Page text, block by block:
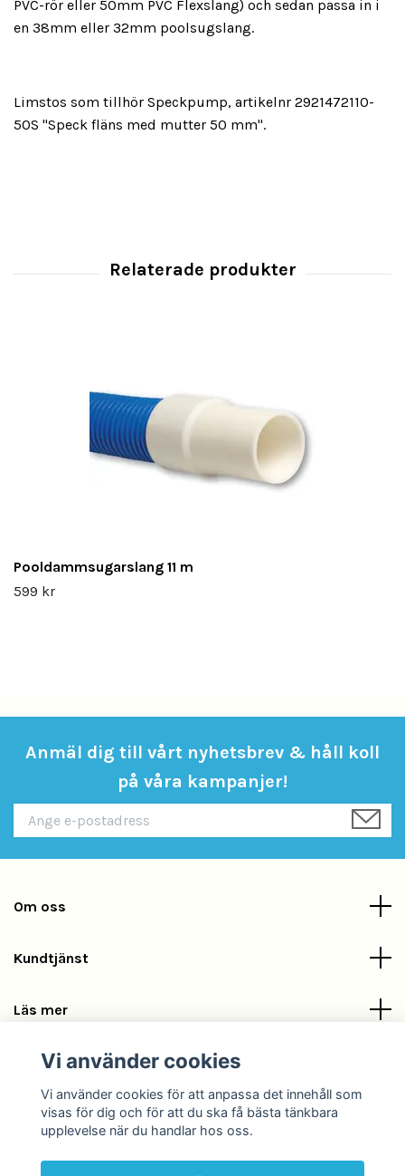
PVC-rör eller 50mm PVC Flexslang) och sedan passa in i
en 38mm eller 32mm poolsugslang.
Limstos som tillhör Speckpump, artikelnr 2921472110-
50S "Speck fläns med mutter 50 mm".
Pooldammsugarslang 11 m
599 kr
Anmäl dig till vårt nyhetsbrev & håll koll
på våra kampanjer!
Om oss
Kundtjänst
Läs mer
Sociala medier
Vi använder cookies
Vi använder cookies för att anpassa det innehåll som
visas för dig och för att du ska få bästa tänkbara
upplevelse när du handlar hos oss.